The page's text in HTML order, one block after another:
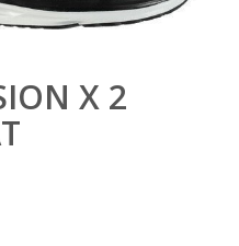
X 2